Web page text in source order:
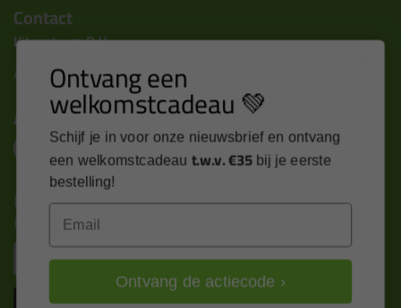
Contact
Kitcentrum B.V.
Alle contactgegevens >
Altijd op de hoogte blijven?
Nieuws, tips en exclusieve deals rechtstreeks in je
inbox
Ontvang een
welkomstcadeau 💚
Schijf je in voor onze nieuwsbrief en ontvang
een welkomstcadeau t.w.v. €35 bij je eerste
bestelling!
Ontvang de actiecode ›